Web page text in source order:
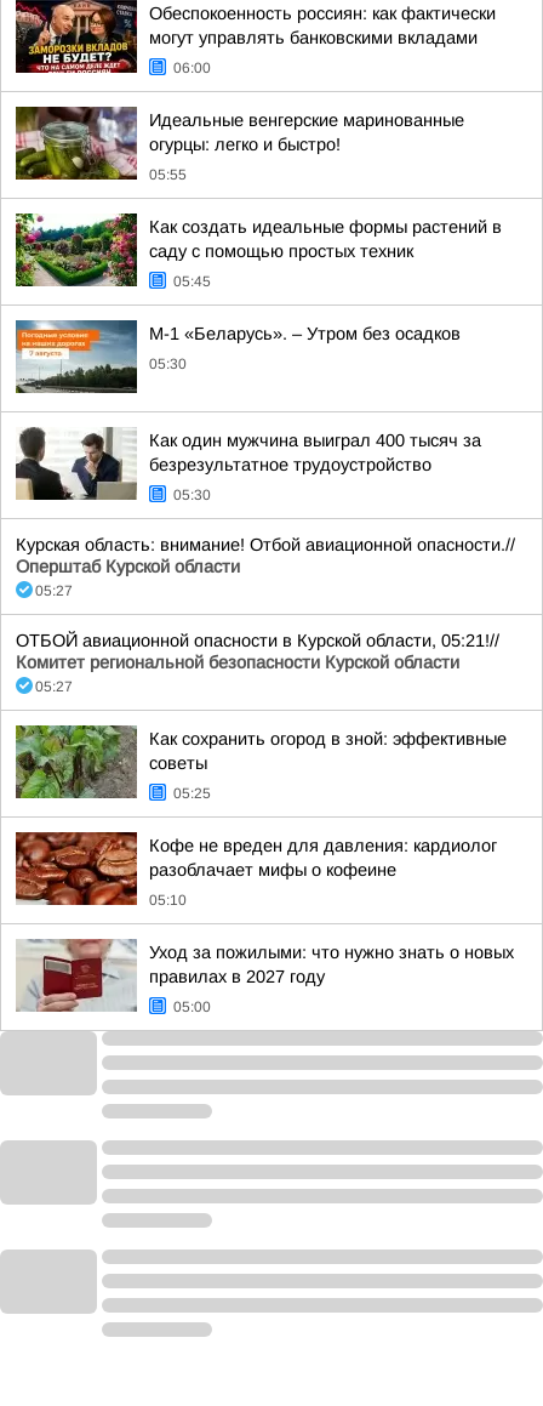
Обеспокоенность россиян: как фактически
могут управлять банковскими вкладами
06:00
Идеальные венгерские маринованные
огурцы: легко и быстро!
05:55
Как создать идеальные формы растений в
саду с помощью простых техник
05:45
М-1 «Беларусь». – Утром без осадков
05:30
Как один мужчина выиграл 400 тысяч за
безрезультатное трудоустройство
05:30
Курская область: внимание! Отбой авиационной опасности.//
Оперштаб Курской области
05:27
ОТБОЙ авиационной опасности в Курской области, 05:21!//
Комитет региональной безопасности Курской области
05:27
Как сохранить огород в зной: эффективные
советы
05:25
Кофе не вреден для давления: кардиолог
разоблачает мифы о кофеине
05:10
Уход за пожилыми: что нужно знать о новых
правилах в 2027 году
05:00